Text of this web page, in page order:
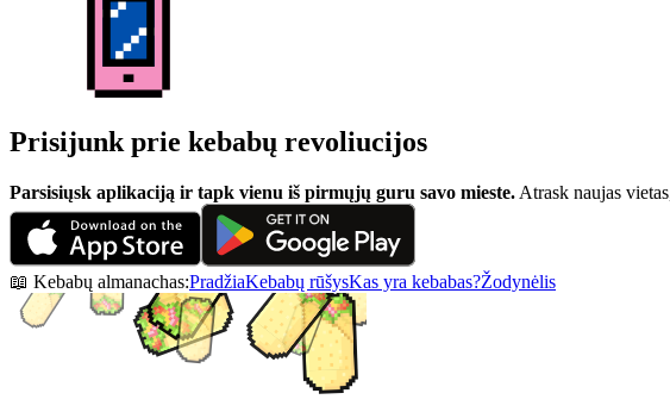
Prisijunk prie kebabų revoliucijos
Parsisiųsk aplikaciją ir tapk vienu iš pirmųjų guru savo mieste. Atrask naujas
📖 Kebabų almanachas:PradžiaKebabų rūšysKas yra kebabas?Žodynėlis